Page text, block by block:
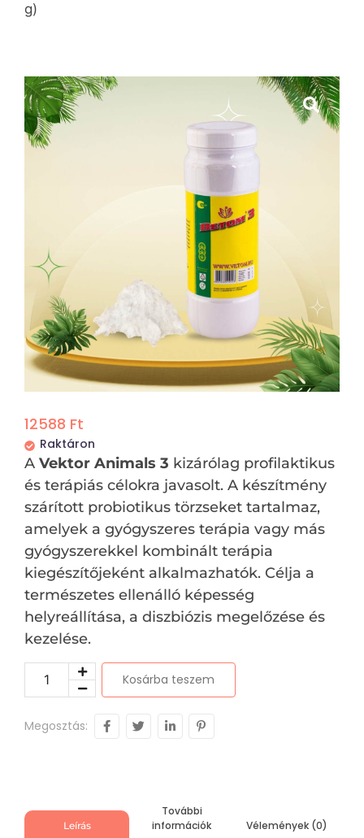
g)
12588 Ft
Raktáron
A Vektor Animals 3 kizárólag profilaktikus
és terápiás célokra javasolt. A készítmény
szárított probiotikus törzseket tartalmaz,
amelyek a gyógyszeres terápia vagy más
gyógyszerekkel kombinált terápia
kiegészítőjeként alkalmazhatók. Célja a
természetes ellenálló képesség
helyreállítása, a diszbiózis megelőzése és
kezelése.
Kosárba teszem
Megosztás:
Leírás
További
információk
Vélemények (0)